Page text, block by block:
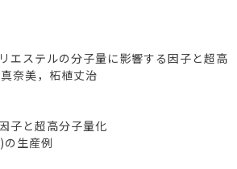
ステルの分子量に影響する因子と超高
奈美，柘植丈治
子と超高分子量化
生産例